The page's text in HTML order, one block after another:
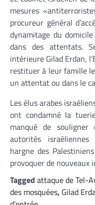
mesures
procureur général
dynamitage du
dans des attentats.
intérieure Gilad Erdan,
restituer à leur famille
un attentat ou dans le
Les élus arabes
ont condamné la
manqué de
autorités
hargne des
provoquer de nouveaux
Tagged attaque de Tel-
des mosquées, Gilad